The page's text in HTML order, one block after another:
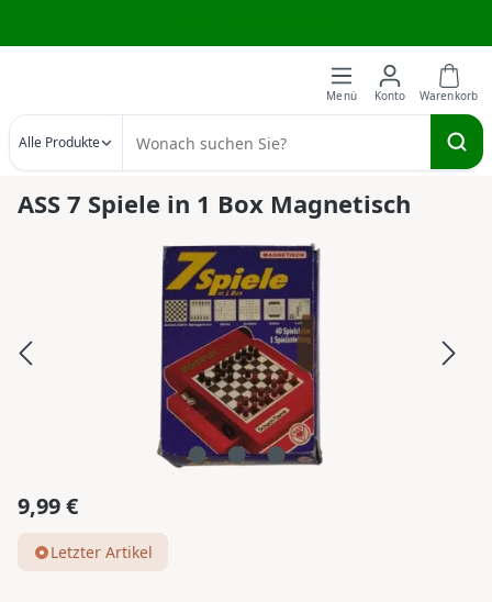
Alle Produkte
ASS 7 Spiele in 1 Box Magnetisch
Bildergalerie überspringen
Regulärer Preis:
9,99 €
Letzter Artikel